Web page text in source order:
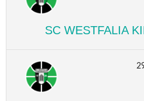
SC WESTFALIA